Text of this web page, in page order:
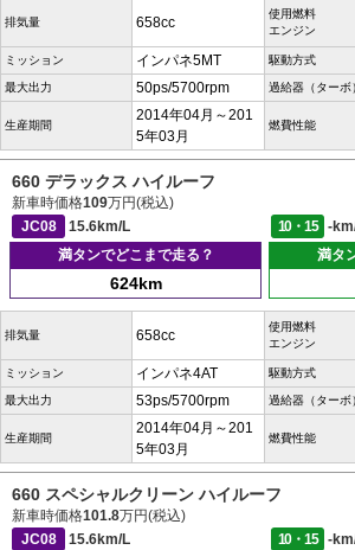
排気量 658cc
使用燃料
エンジン
ミッション インパネ5MT 駆動方式
最大出力 50ps/5700rpm 過給器（ターボ
生産期間
2014年04月～201
5年03月
燃費性能
660 デラックス ハイルーフ
新車時価格109万円(税込)
JC08
15.6km/L 10・15
-
満タンでどこまで走る？
624km
満タ
排気量 658cc
使用燃料
エンジン
ミッション インパネ4AT 駆動方式
最大出力 53ps/5700rpm 過給器（ターボ
生産期間
2014年04月～201
5年03月
燃費性能
660 スペシャルクリーン ハイルーフ
新車時価格101.8万円(税込)
JC08
15.6km/L 10・15
-